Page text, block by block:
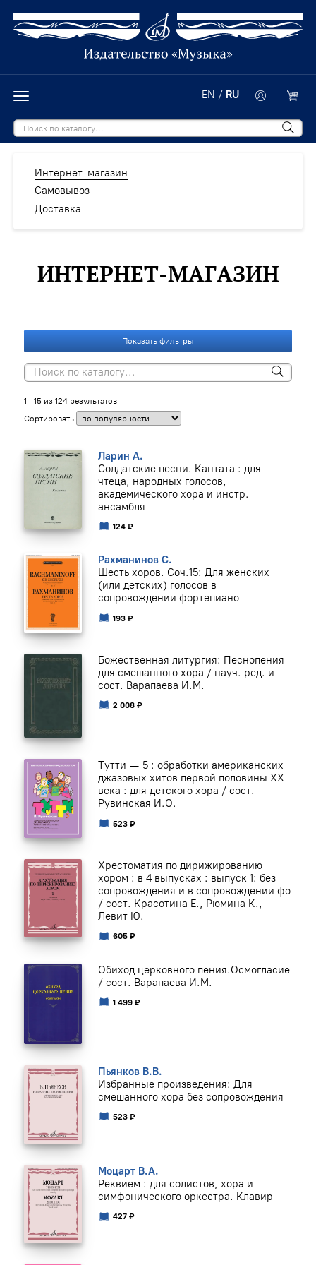
EN / RU
Интернет-магазин
Самовывоз
Доставка
ИНТЕРНЕТ-МАГАЗИН
Показать фильтры
1–15 из 124 результатов
Сортировать
Ларин А.
Солдатские песни. Кантата : для
чтеца, народных голосов,
академического хора и инстр.
ансамбля
124 ₽
Рахманинов С.
Шесть хоров. Соч.15: Для женских
(или детских) голосов в
сопровождении фортепиано
193 ₽
Божественная литургия: Песнопения
для смешанного хора / науч. ред. и
сост. Варапаева И.М.
2 008 ₽
Тутти — 5 : обработки американских
джазовых хитов первой половины ХХ
века : для детского хора / сост.
Рувинская И.О.
523 ₽
Хрестоматия по дирижированию
хором : в 4 выпусках : выпуск 1: без
сопровождения и в сопровождении фо
/ сост. Красотина Е., Рюмина К.,
Левит Ю.
605 ₽
Обиход церковного пения.Осмогласие
/ сост. Варапаева И.М.
1 499 ₽
Пьянков В.В.
Избранные произведения: Для
смешанного хора без сопровождения
523 ₽
Моцарт В.А.
Реквием : для солистов, хора и
симфонического оркестра. Клавир
427 ₽